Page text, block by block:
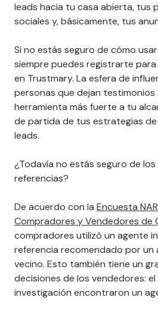
leads hacia tu casa abierta, tus
sociales y, básicamente, tus
Si no estás seguro de cómo
siempre puedes registrarte
en Trustmary. La esfera de
personas que dejan testimonios
herramienta más fuerte a tu
de partida de tus estrategias
leads.
¿Todavía no estás seguro de
referencias?
De acuerdo con la Encuesta
Compradores y Vendedores de
compradores utilizó un agente
referencia recomendado por un
vecino. Esto también tiene un
decisiones de los vendedores: el
investigación encontraron un